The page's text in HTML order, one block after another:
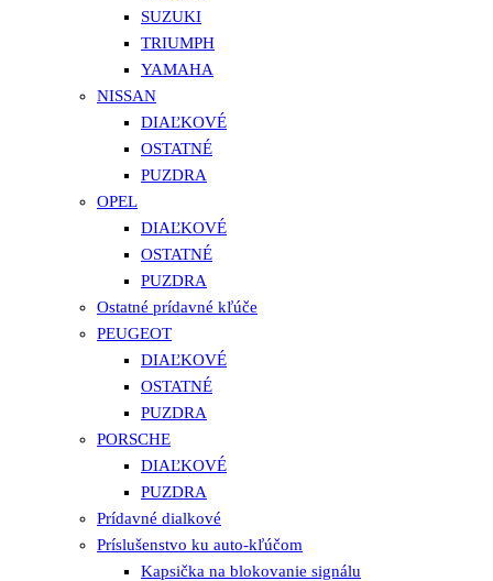
SUZUKI
TRIUMPH
YAMAHA
NISSAN
DIAĽKOVÉ
OSTATNÉ
PUZDRA
OPEL
DIAĽKOVÉ
OSTATNÉ
PUZDRA
Ostatné prídavné kľúče
PEUGEOT
DIAĽKOVÉ
OSTATNÉ
PUZDRA
PORSCHE
DIAĽKOVÉ
PUZDRA
Prídavné dialkové
Príslušenstvo ku auto-kľúčom
Kapsička na blokovanie signálu